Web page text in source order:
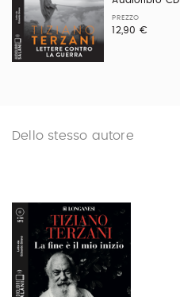
PREZZO
12,90 €
Dello stesso autore